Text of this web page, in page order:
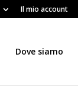
Il mio account
Dove siamo